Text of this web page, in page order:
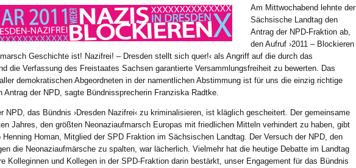
Am Mittwochabend lehnte der
Sächsische Landtag den
Antrag der NPD-Fraktion ab,
den Aufruf ›2011 – Blockieren
Geschichte ist! Nazifrei! – Dresden stellt sich quer!‹ als Angriff auf die durch das
die Verfassung des Freistaates Sachsen garantierte Versammlungsfreiheit zu bewerten. Das
demokratischen Abgeordneten in der namentlichen Abstimmung ist für uns die einzig richtige
Antrag der NPD, sagte Bündnissprecherin Franziska Radtke.
NPD, das Bündnis ›Dresden Nazifrei‹ zu kriminalisieren, ist kläglich gescheitert. Der gemeinsame
Jahres, den größten Neonaziaufmarsch Europas mit friedlichen Mitteln verhindert zu haben, gibt
Homan, Mitglied der SPD Fraktion im Sächsischen Landtag. Der Versuch der NPD, den
die Neonaziaufmärsche zu spalten, war lächerlich. Vielmehr hat die heutige Debatte im Landtag
Kolleginnen und Kollegen in der SPD-Fraktion darin bestärkt, unser Engagement für das Bündnis